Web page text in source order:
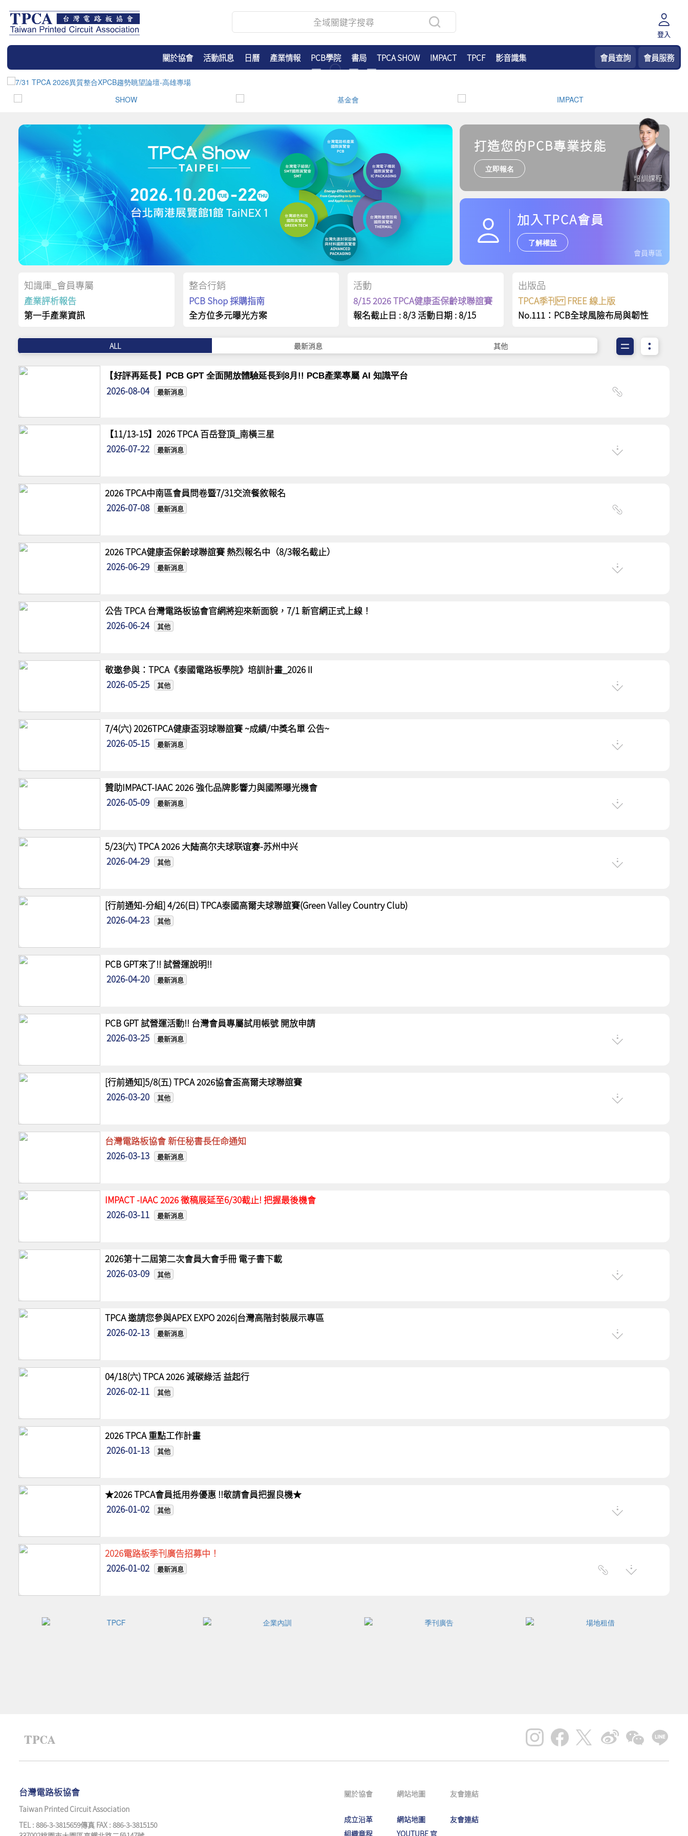
登入
關於協會 活動訊息 日曆 產業情報 PCB學院 書局 TPCA SHOW IMPACT TPCF 影音識集 會員查詢 會員服務
培訓課程
打造您的PCB專業技能
立即報名
加入TPCA會員
了解權益
會員專區
知識庫_會員專屬
產業評析報告
第一手產業資訊
整合行銷
PCB Shop 採購指南
全方位多元曝光方案
活動
8/15 2026 TPCA健康盃保齡球聯誼賽
報名截止日 : 8/3 活動日期 : 8/15
出版品
TPCA季刊 FREE 線上版
No.111：PCB全球風險布局與韌性
ALL 最新消息 其他
【好評再延長】PCB GPT 全面開放體驗延長到8月!! PCB產業專屬 AI 知識平台
2026-08-04 最新消息
【11/13-15】2026 TPCA 百岳登頂_南橫三星
2026-07-22
最新消息
2026 TPCA中南區會員問卷暨7/31交流餐敘報名
2026-07-08
最新消息
2026 TPCA健康盃保齡球聯誼賽 熱烈報名中（8/3報名截止）
2026-06-29
最新消息
公告 TPCA 台灣電路板協會官網將迎來新面貌，7/1 新官網正式上線！
2026-06-24
其他
敬邀參與：TPCA《泰國電路板學院》培訓計畫_2026Ⅱ
2026-05-25
其他
7/4(六) 2026TPCA健康盃羽球聯誼賽 ~成績/中獎名單 公告~
2026-05-15
最新消息
贊助IMPACT-IAAC 2026 強化品牌影響力與國際曝光機會
2026-05-09
最新消息
5/23(六) TPCA 2026 大陆高尔夫球联谊赛-苏州中兴
2026-04-29
其他
[行前通知-分組] 4/26(日) TPCA泰國高爾夫球聯誼賽(Green Valley Country Club)
2026-04-23
其他
PCB GPT來了!! 試營運說明!!
2026-04-20
最新消息
PCB GPT 試營運活動!! 台灣會員專屬試用帳號 開放申請
2026-03-25
最新消息
[行前通知]5/8(五) TPCA 2026協會盃高爾夫球聯誼賽
2026-03-20
其他
台灣電路板協會 新任秘書長任命通知
2026-03-13
最新消息
IMPACT -IAAC 2026 徵稿展延至6/30截止! 把握最後機會
2026-03-11
最新消息
2026第十二屆第二次會員大會手冊 電子書下載
2026-03-09
其他
TPCA 邀請您參與APEX EXPO 2026|台灣高階封裝展示專區
2026-02-13
最新消息
04/18(六) TPCA 2026 減碳綠活 益起行
2026-02-11
其他
2026 TPCA 重點工作計畫
2026-01-13
其他
★2026 TPCA會員抵用券優惠 !!敬請會員把握良機★
2026-01-02
其他
2026電路板季刊廣告招募中！
2026-01-02
最新消息
台灣電路板協會
Taiwan Printed Circuit Association
TEL : 886-3-3815659傳真 FAX : 886-3-3815150
關於協會
成立沿革
組織章程
網站地圖
網站地圖
YOUTUBE 官
友會連結
友會連結